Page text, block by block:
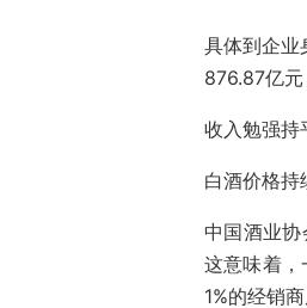
具体到企业
876.87亿元
收入勉强持
白酒价格持
中国酒业
这意味着
1%的经销